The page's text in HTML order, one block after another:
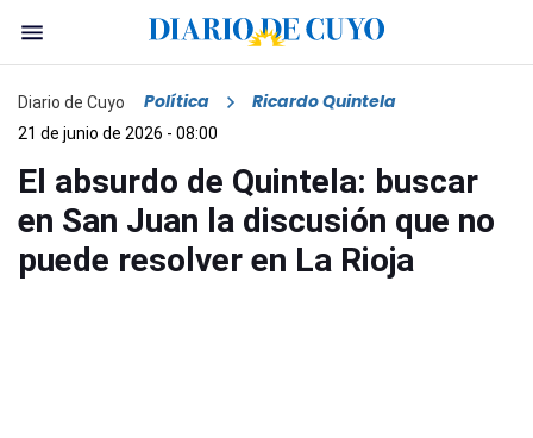
Diario de Cuyo Política Ricardo Quintela
21 de junio de 2026 - 08:00
El absurdo de Quintela: buscar
en San Juan la discusión que no
puede resolver en La Rioja